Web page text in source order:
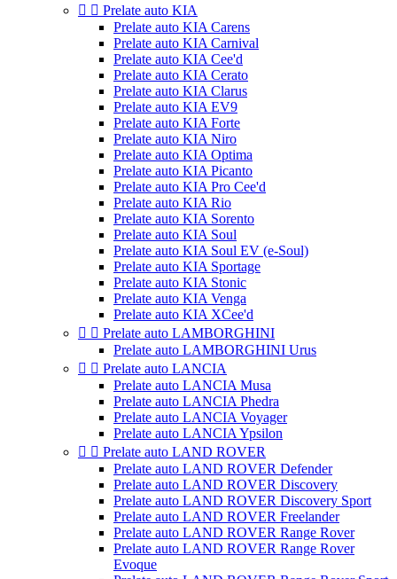
  Prelate auto KIA
Prelate auto KIA Carens
Prelate auto KIA Carnival
Prelate auto KIA Cee'd
Prelate auto KIA Cerato
Prelate auto KIA Clarus
Prelate auto KIA EV9
Prelate auto KIA Forte
Prelate auto KIA Niro
Prelate auto KIA Optima
Prelate auto KIA Picanto
Prelate auto KIA Pro Cee'd
Prelate auto KIA Rio
Prelate auto KIA Sorento
Prelate auto KIA Soul
Prelate auto KIA Soul EV (e-Soul)
Prelate auto KIA Sportage
Prelate auto KIA Stonic
Prelate auto KIA Venga
Prelate auto KIA XCee'd
  Prelate auto LAMBORGHINI
Prelate auto LAMBORGHINI Urus
  Prelate auto LANCIA
Prelate auto LANCIA Musa
Prelate auto LANCIA Phedra
Prelate auto LANCIA Voyager
Prelate auto LANCIA Ypsilon
  Prelate auto LAND ROVER
Prelate auto LAND ROVER Defender
Prelate auto LAND ROVER Discovery
Prelate auto LAND ROVER Discovery Sport
Prelate auto LAND ROVER Freelander
Prelate auto LAND ROVER Range Rover
Prelate auto LAND ROVER Range Rover
Evoque